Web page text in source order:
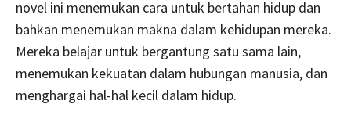
novel ini menemukan cara untuk bertahan hidup dan
bahkan menemukan makna dalam kehidupan mereka.
Mereka belajar untuk bergantung satu sama lain,
menemukan kekuatan dalam hubungan manusia, dan
menghargai hal-hal kecil dalam hidup.